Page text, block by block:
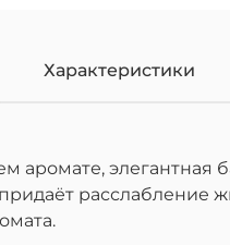
Характеристики
аромате,
придаёт